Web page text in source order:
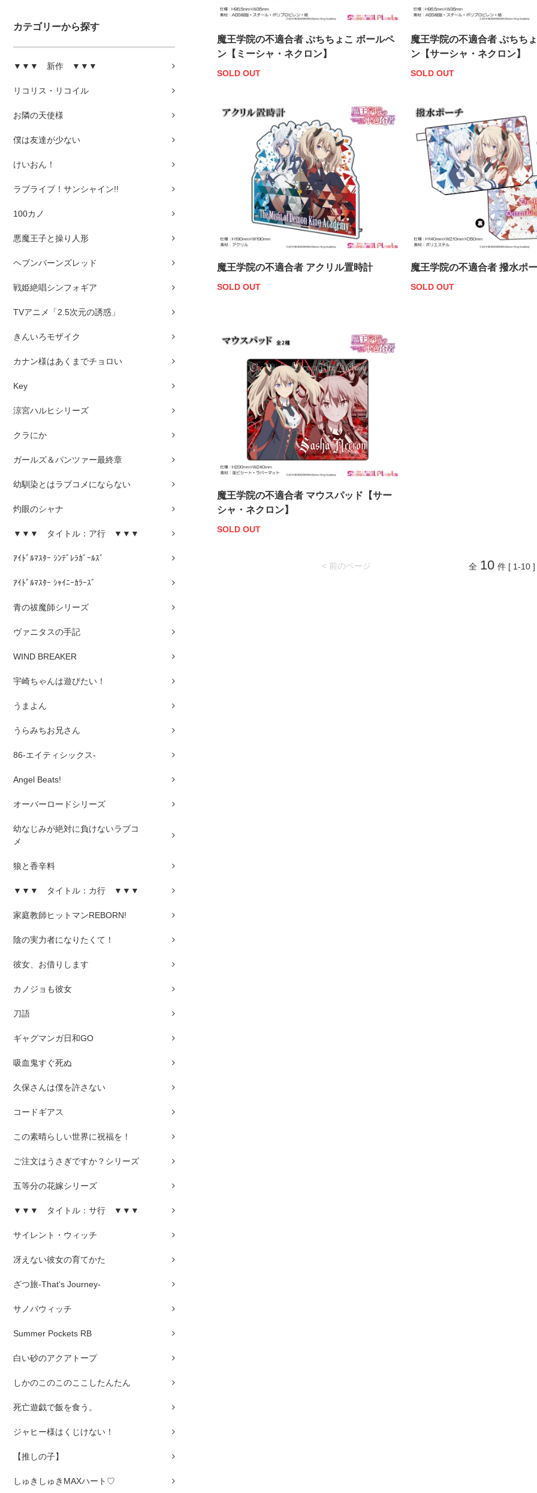
カテゴリーから探す
▼▼▼ 新作 ▼▼▼
リコリス・リコイル
お隣の天使様
僕は友達が少ない
けいおん！
ラブライブ！サンシャイン!!
100カノ
悪魔王子と操り人形
ヘブンバーンズレッド
戦姫絶唱シンフォギア
TVアニメ「2.5次元の誘惑」
きんいろモザイク
カナン様はあくまでチョロい
Key
涼宮ハルヒシリーズ
クラにか
ガールズ＆パンツァー最終章
幼馴染とはラブコメにならない
灼眼のシャナ
▼▼▼ タイトル：ア行 ▼▼▼
ｱｲﾄﾞﾙﾏｽﾀｰ ｼﾝﾃﾞﾚﾗｶﾞｰﾙｽﾞ
ｱｲﾄﾞﾙﾏｽﾀｰ ｼｬｲﾆｰｶﾗｰｽﾞ
青の祓魔師シリーズ
ヴァニタスの手記
WIND BREAKER
宇崎ちゃんは遊びたい！
うまよん
うらみちお兄さん
86-エイティシックス-
Angel Beats!
オーバーロードシリーズ
幼なじみが絶対に負けないラブコ
メ
狼と香辛料
▼▼▼ タイトル：カ行 ▼▼▼
家庭教師ヒットマンREBORN!
陰の実力者になりたくて！
彼女、お借りします
カノジョも彼女
刀語
ギャグマンガ日和GO
吸血鬼すぐ死ぬ
久保さんは僕を許さない
コードギアス
この素晴らしい世界に祝福を！
ご注文はうさぎですか？シリーズ
五等分の花嫁シリーズ
▼▼▼ タイトル：サ行 ▼▼▼
サイレント・ウィッチ
冴えない彼女の育てかた
ざつ旅-That‘s Journey-
サノバウィッチ
Summer Pockets RB
白い砂のアクアトープ
しかのこのこのここしたんたん
死亡遊戯で飯を食う。
ジャヒー様はくじけない！
【推しの子】
しゅきしゅきMAXハート♡
魔王学院の不適合者 ぷちちょこ ボールペ
ン【ミーシャ・ネクロン】
SOLD OUT
魔王学院の不適合者 ぷちち
ン【サーシャ・ネクロン】
SOLD OUT
魔王学院の不適合者 アクリル置時計
SOLD OUT
魔王学院の不適合者 撥水ポ
SOLD OUT
魔王学院の不適合者 マウスパッド【サー
シャ・ネクロン】
SOLD OUT
< 前のページ 全 10 件 [ 1-10 ]